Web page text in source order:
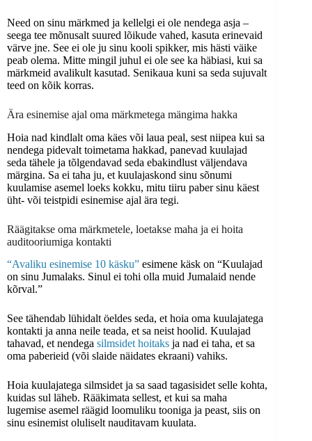
Need on sinu märkmed ja kellelgi ei ole nendega asja –
seega tee mõnusalt suured lõikude vahed, kasuta erinevaid
värve jne. See ei ole ju sinu kooli spikker, mis hästi väike
peab olema. Mitte mingil juhul ei ole see ka häbiasi, kui sa
märkmeid avalikult kasutad. Senikaua kuni sa seda sujuvalt
teed on kõik korras.
Ära esinemise ajal oma märkmetega mängima hakka
Hoia nad kindlalt oma käes või laua peal, sest niipea kui sa
nendega pidevalt toimetama hakkad, panevad kuulajad
seda tähele ja tõlgendavad seda ebakindlust väljendava
märgina. Sa ei taha ju, et kuulajaskond sinu sõnumi
kuulamise asemel loeks kokku, mitu tiiru paber sinu käest
üht- või teistpidi esinemise ajal ära tegi.
Räägitakse oma märkmetele, loetakse maha ja ei hoita
auditooriumiga kontakti
“Avaliku esinemise 10 käsku” esimene käsk on “Kuulajad
on sinu Jumalaks. Sinul ei tohi olla muid Jumalaid nende
kõrval.”
See tähendab lühidalt öeldes seda, et hoia oma kuulajatega
kontakti ja anna neile teada, et sa neist hoolid. Kuulajad
tahavad, et nendega silmsidet hoitaks ja nad ei taha, et sa
oma paberieid (või slaide näidates ekraani) vahiks.
Hoia kuulajatega silmsidet ja sa saad tagasisidet selle kohta,
kuidas sul läheb. Rääkimata sellest, et kui sa maha
lugemise asemel räägid loomuliku tooniga ja peast, siis on
sinu esinemist oluliselt nauditavam kuulata.